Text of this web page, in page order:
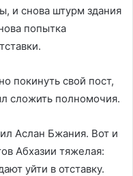
и снова штурм здания
попытка
покинуть свой пост,
сложить полномочия.
Аслан Бжания. Вот и
Абхазии тяжелая:
уйти в отставку.